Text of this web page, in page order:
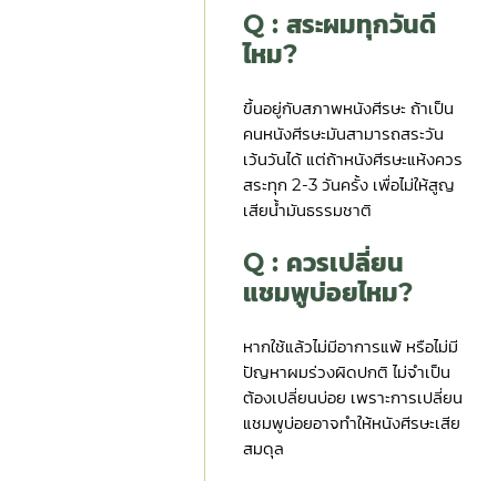
Q : สระผมทุกวันดี
ไหม?
ขึ้นอยู่กับสภาพหนังศีรษะ ถ้าเป็น
คนหนังศีรษะมันสามารถสระวัน
เว้นวันได้ แต่ถ้าหนังศีรษะแห้งควร
สระทุก 2-3 วันครั้ง เพื่อไม่ให้สูญ
เสียน้ำมันธรรมชาติ
Q : ควรเปลี่ยน
แชมพูบ่อยไหม?
หากใช้แล้วไม่มีอาการแพ้ หรือไม่มี
ปัญหาผมร่วงผิดปกติ ไม่จำเป็น
ต้องเปลี่ยนบ่อย เพราะการเปลี่ยน
แชมพูบ่อยอาจทำให้หนังศีรษะเสีย
สมดุล